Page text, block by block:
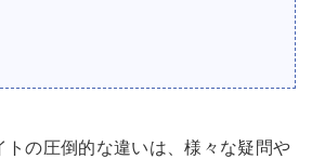
トの圧倒的な違いは、様々な疑問や